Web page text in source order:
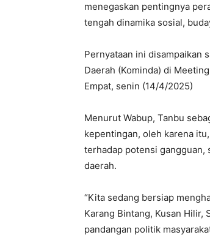
menegaskan pentingnya
tengah dinamika sosial,
Pernyataan ini disampaikan
Daerah (Kominda) di
Empat, senin (14/4/2025)
Menurut Wabup, Tanbu
kepentingan, oleh karena
terhadap potensi gangguan,
daerah.
“Kita sedang bersiap
Karang Bintang, Kusan Hilir,
pandangan politik